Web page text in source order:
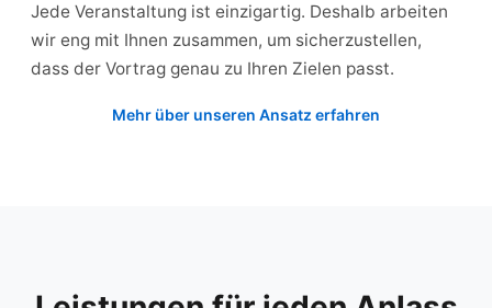
Jede Veranstaltung ist einzigartig. Deshalb arbeiten
wir eng mit Ihnen zusammen, um sicherzustellen,
dass der Vortrag genau zu Ihren Zielen passt.
Mehr über unseren Ansatz erfahren